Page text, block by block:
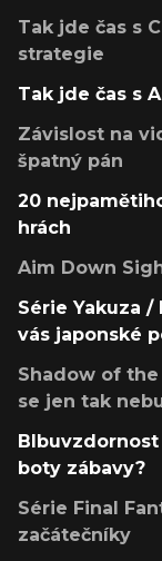
Tak jde čas s
strategie
Tak jde čas s
Závislost na
špatný pán
20
hrách
Aim Down
Série Yakuza /
vás japonské
Shadow of
se jen tak
Blbuvzdornost
boty zábavy?
Série Final
začátečníky